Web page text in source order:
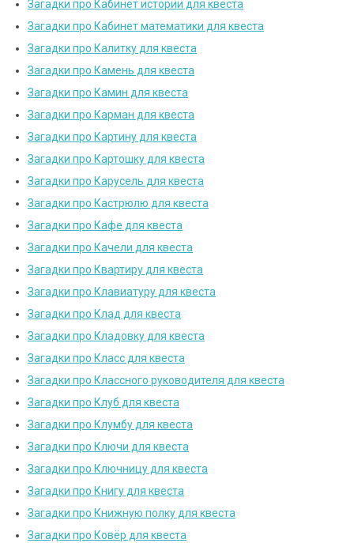
Загадки про Кабинет истории для квеста
Загадки про Кабинет математики для квеста
Загадки про Калитку для квеста
Загадки про Камень для квеста
Загадки про Камин для квеста
Загадки про Карман для квеста
Загадки про Картину для квеста
Загадки про Картошку для квеста
Загадки про Карусель для квеста
Загадки про Кастрюлю для квеста
Загадки про Кафе для квеста
Загадки про Качели для квеста
Загадки про Квартиру для квеста
Загадки про Клавиатуру для квеста
Загадки про Клад для квеста
Загадки про Кладовку для квеста
Загадки про Класс для квеста
Загадки про Классного руководителя для квеста
Загадки про Клуб для квеста
Загадки про Клумбу для квеста
Загадки про Ключи для квеста
Загадки про Ключницу для квеста
Загадки про Книгу для квеста
Загадки про Книжную полку для квеста
Загадки про Ковёр для квеста